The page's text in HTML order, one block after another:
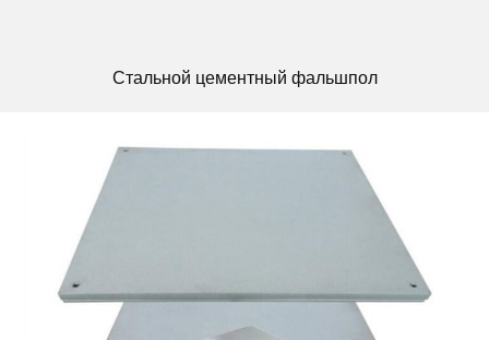
Стальной цементный фальшпол